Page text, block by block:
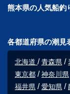
熊本県の人気船釣
各都道府県の潮見
北海道 青森県
東京都
神奈川県
福井県
愛知県